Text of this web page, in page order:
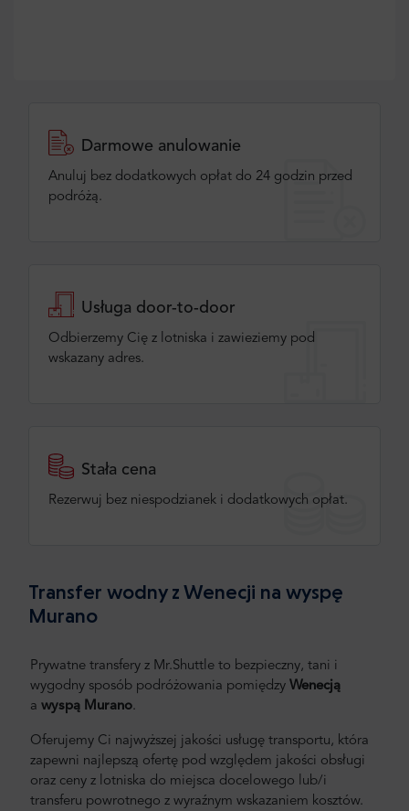
Darmowe anulowanie
Anuluj bez dodatkowych opłat do 24 godzin przed
podróżą.
Usługa door-to-door
Odbierzemy Cię z lotniska i zawieziemy pod
wskazany adres.
Stała cena
Rezerwuj bez niespodzianek i dodatkowych opłat.
Transfer wodny z Wenecji na wyspę
Murano
Prywatne transfery z Mr.Shuttle to bezpieczny, tani i
wygodny sposób podróżowania pomiędzy Wenecją
a wyspą Murano.
Oferujemy Ci najwyższej jakości usługę transportu, która
zapewni najlepszą ofertę pod względem jakości obsługi
oraz ceny z lotniska do miejsca docelowego lub/i
transferu powrotnego z wyraźnym wskazaniem kosztów.